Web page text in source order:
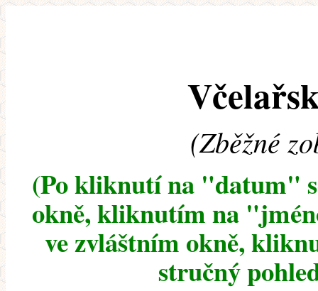
(Zběžné
(Po kliknutí na "datum"
okně, kliknutím na
ve zvláštním okně,
stručný